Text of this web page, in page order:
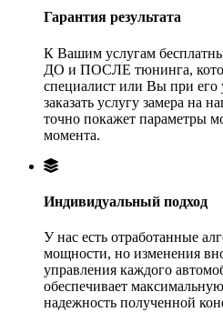
Гарантия результата
К Вашим услугам
ДО и ПОСЛЕ тюнинга,
специалист или Вы при
заказать услугу замера на
точно покажет параметры
момента.
Индивидуальный подход
У нас есть отработанные
мощности, но изменения
управления каждого
обеспечивает
надежность полученной